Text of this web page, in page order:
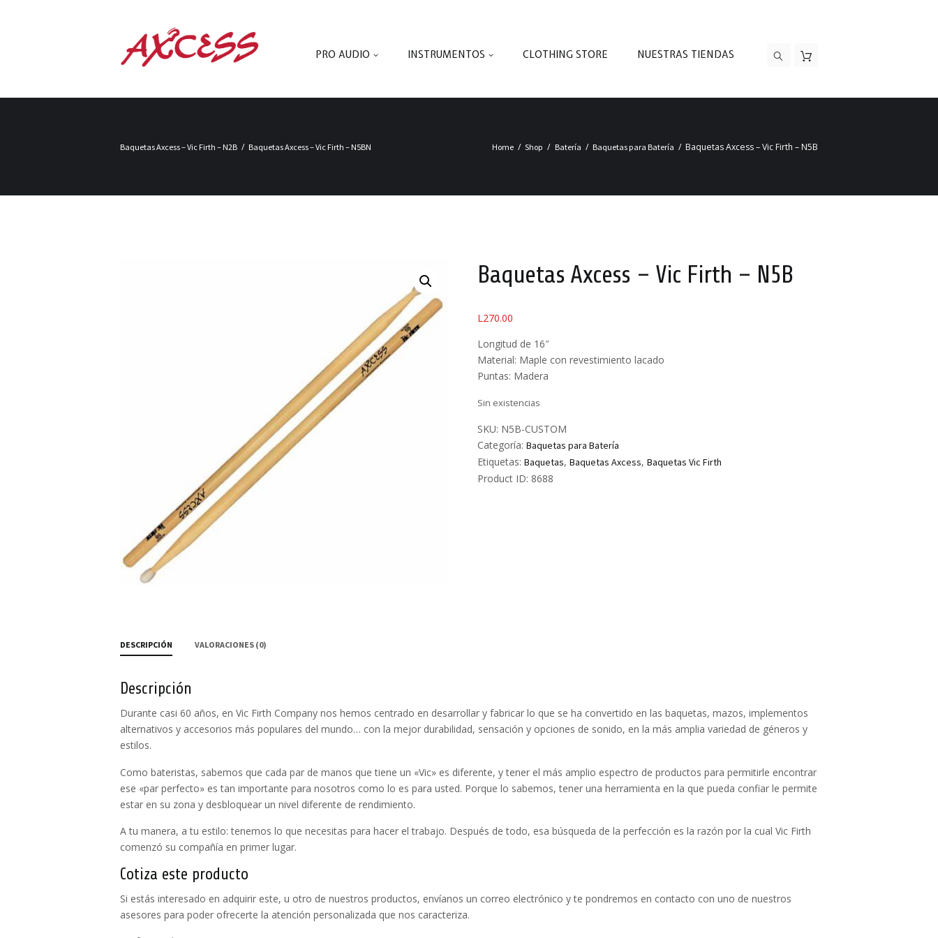
PRO AUDIO INSTRUMENTOS CLOTHING STORE NUESTRAS TIENDAS
Baquetas Axcess – Vic Firth – N2B Baquetas Axcess – Vic Firth – N5BN Home Shop Batería Baquetas para Batería Baquetas Axcess – Vic Firth – N5B
Baquetas Axcess – Vic Firth – N5B
L270.00
Longitud de 16″
Material: Maple con revestimiento lacado
Puntas: Madera
Sin existencias
SKU: N5B-CUSTOM
Categoría: Baquetas para Batería
Etiquetas: Baquetas, Baquetas Axcess, Baquetas Vic Firth
Product ID: 8688
DESCRIPCIÓN VALORACIONES (0)
Descripción
Durante casi 60 años, en Vic Firth Company nos hemos centrado en desarrollar y fabricar lo que se ha convertido en las baquetas, mazos, implementos
alternativos y accesorios más populares del mundo… con la mejor durabilidad, sensación y opciones de sonido, en la más amplia variedad de géneros y
estilos.
Como bateristas, sabemos que cada par de manos que tiene un «Vic» es diferente, y tener el más amplio espectro de productos para permitirle encontrar
ese «par perfecto» es tan importante para nosotros como lo es para usted. Porque lo sabemos, tener una herramienta en la que pueda confiar le permite
estar en su zona y desbloquear un nivel diferente de rendimiento.
A tu manera, a tu estilo: tenemos lo que necesitas para hacer el trabajo. Después de todo, esa búsqueda de la perfección es la razón por la cual Vic Firth
comenzó su compañía en primer lugar.
Cotiza este producto
Si estás interesado en adquirir este, u otro de nuestros productos, envíanos un correo electrónico y te pondremos en contacto con uno de nuestros
asesores para poder ofrecerte la atención personalizada que nos caracteriza.